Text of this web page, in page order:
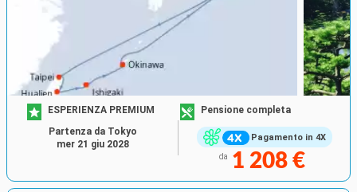
Pagamento in 4X
ESPERIENZA PREMIUM Pensione completa
da 1 208 €
Partenza da Tokyo
mer 21 giu 2028